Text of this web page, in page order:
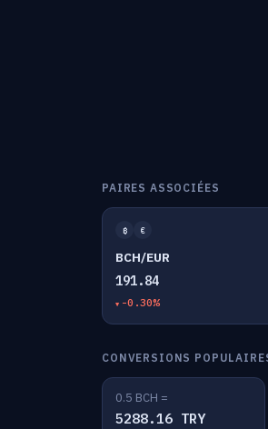
PAIRES ASSOCIÉES
₿ €
BCH/EUR
191.84
-0.30%
CONVERSIONS
0.5 BCH =
5288.16 TRY